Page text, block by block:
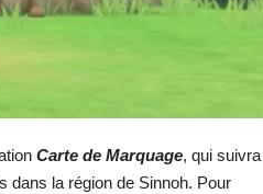
Carte de Marquage, qui suivra
dans la région de Sinnoh. Pour